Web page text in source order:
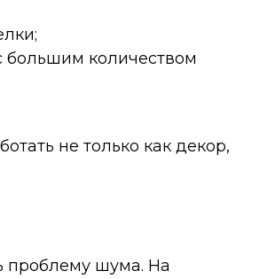
большим количеством
не только как декор,
проблему шума. На